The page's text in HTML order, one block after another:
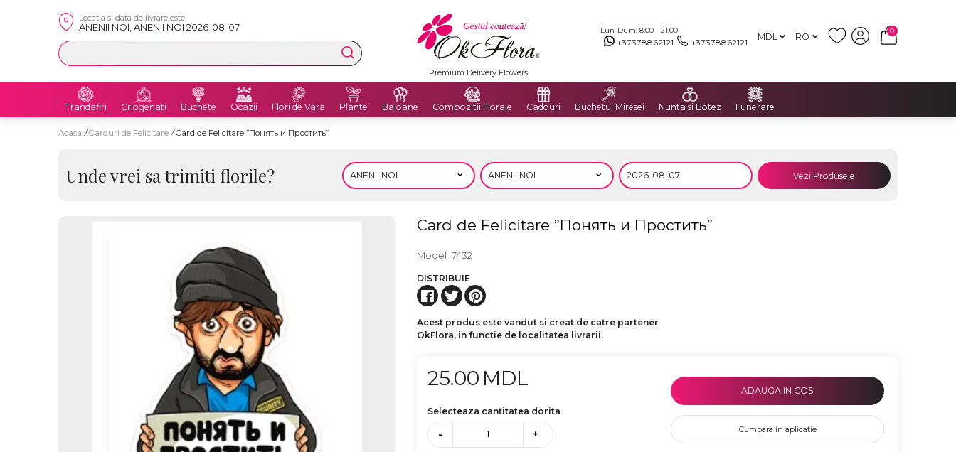
Locatia si data de livrare este
ANENII NOI, ANENII NOI 2026-08-07 Lun-Dum: 8:00 - 21:00
+37378862121 +37378862121 MDL RO
0
Premium Delivery Flowers
Trandafiri Criogenati Buchete Ocazii Flori de Vara Plante Baloane Compozitii Florale Cadouri Buchetul Miresei Nunta si Botez Funerare
Acasa / Carduri de Felicitare / Card de Felicitare ”Понять и Простить”
Unde vrei sa trimiti florile? Vezi Produsele
Card de Felicitare ”Понять и Простить”
Model 7432
DISTRIBUIE
Acest produs este vandut si creat de catre partener
OkFlora, in functie de localitatea livrarii.
25.00 MDL
Selecteaza cantitatea dorita
- +
ADAUGA IN COS
Cumpara in aplicatie